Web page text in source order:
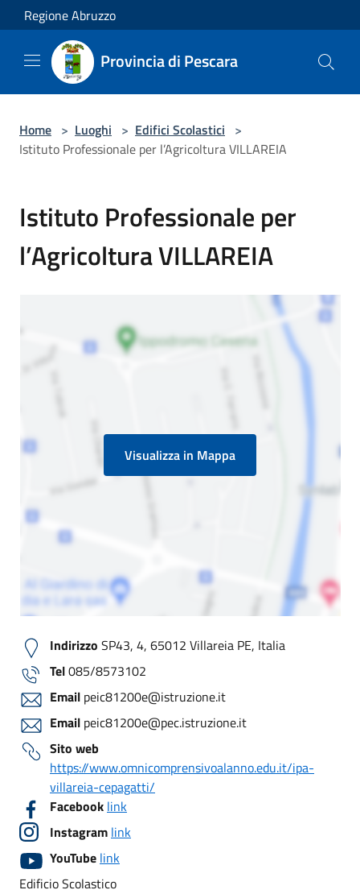
Salta al contenuto principale
Regione Abruzzo
Provincia di Pescara
Home > Luoghi > Edifici Scolastici >
Istituto Professionale per l’Agricoltura VILLAREIA
Istituto Professionale per
l’Agricoltura VILLAREIA
Visualizza in Mappa
Indirizzo SP43, 4, 65012 Villareia PE, Italia
Tel085/8573102
Email peic81200e@istruzione.it
Email peic81200e@pec.istruzione.it
Sito web
https://www.omnicomprensivoalanno.edu.it/ipa-
villareia-cepagatti/
Facebook link
Instagram link
YouTube link
Edificio Scolastico